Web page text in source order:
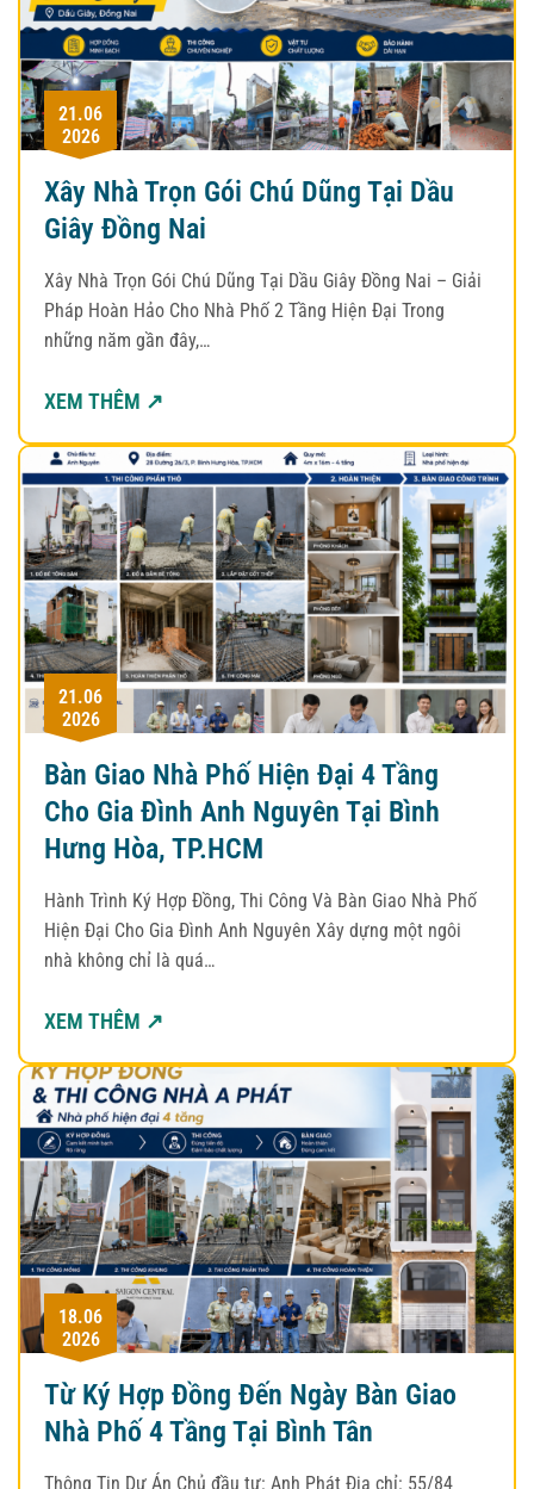
21.06
2026
Xây Nhà Trọn Gói Chú Dũng Tại Dầu
Giây Đồng Nai
Xây Nhà Trọn Gói Chú Dũng Tại Dầu Giây Đồng Nai – Giải
Pháp Hoàn Hảo Cho Nhà Phố 2 Tầng Hiện Đại Trong
những năm gần đây,…
XEM THÊM ↗
21.06
2026
Bàn Giao Nhà Phố Hiện Đại 4 Tầng
Cho Gia Đình Anh Nguyên Tại Bình
Hưng Hòa, TP.HCM
Hành Trình Ký Hợp Đồng, Thi Công Và Bàn Giao Nhà Phố
Hiện Đại Cho Gia Đình Anh Nguyên Xây dựng một ngôi
nhà không chỉ là quá…
XEM THÊM ↗
18.06
2026
Từ Ký Hợp Đồng Đến Ngày Bàn Giao
Nhà Phố 4 Tầng Tại Bình Tân
Thông Tin Dự Án Chủ đầu tư: Anh Phát Địa chỉ: 55/84